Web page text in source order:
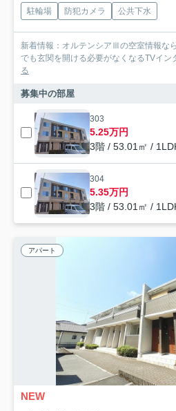
駐輪場 防犯カメラ 公共下水
新着情報：オルテンシアⅢの空室情報な
でも玄関を開ける必要がなくなるTVイン
る
募集中の部屋
303
5.25万円
3階 / 53.01㎡ /
304
5.35万円
3階 / 53.01㎡ /
アパート
NEW